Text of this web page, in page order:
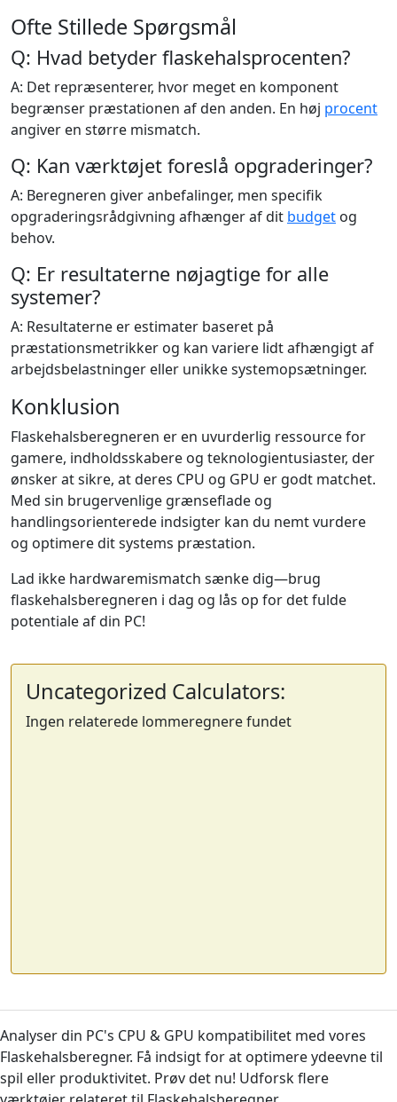
Ofte Stillede Spørgsmål
Q: Hvad betyder flaskehalsprocenten?
A: Det repræsenterer, hvor meget en komponent
begrænser præstationen af den anden. En høj procent
angiver en større mismatch.
Q: Kan værktøjet foreslå opgraderinger?
A: Beregneren giver anbefalinger, men specifik
opgraderingsrådgivning afhænger af dit budget og
behov.
Q: Er resultaterne nøjagtige for alle
systemer?
A: Resultaterne er estimater baseret på
præstationsmetrikker og kan variere lidt afhængigt af
arbejdsbelastninger eller unikke systemopsætninger.
Konklusion
Flaskehalsberegneren er en uvurderlig ressource for
gamere, indholdsskabere og teknologientusiaster, der
ønsker at sikre, at deres CPU og GPU er godt matchet.
Med sin brugervenlige grænseflade og
handlingsorienterede indsigter kan du nemt vurdere
og optimere dit systems præstation.
Lad ikke hardwaremismatch sænke dig—brug
flaskehalsberegneren i dag og lås op for det fulde
potentiale af din PC!
Uncategorized Calculators:
Ingen relaterede lommeregnere fundet
Analyser din PC's CPU & GPU kompatibilitet med vores
Flaskehalsberegner. Få indsigt for at optimere ydeevne til
spil eller produktivitet. Prøv det nu! Udforsk flere